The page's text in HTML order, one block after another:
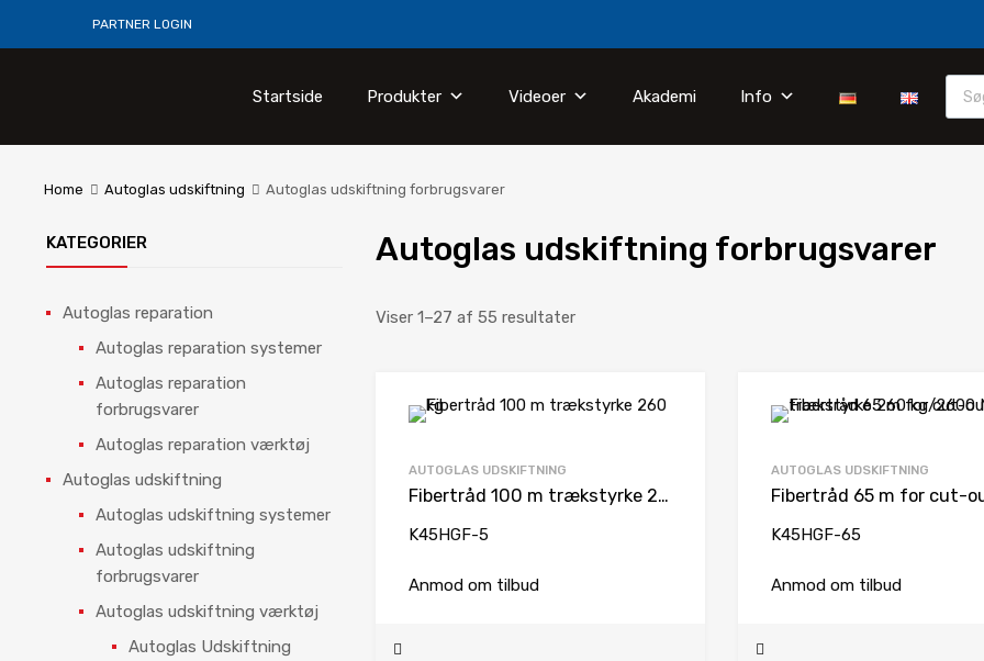
PARTNER LOGIN
Startside Produkter Videoer Akademi Info
Home Autoglas udskiftning Autoglas udskiftning forbrugsvarer
Autoglas udskiftning forbrugsvarer
Viser 1–27 af 55 resultater
AUTOGLAS UDSKIFTNING
Fibertråd 100 m trækstyrke 260 kg
K45HGF-5
Anmod om tilbud
AUTOGLAS UDSKIFTNING
K45HGF-65
Anmod om tilbud
KATEGORIER
Autoglas reparation
Autoglas reparation systemer
Autoglas reparation
forbrugsvarer
Autoglas reparation værktøj
Autoglas udskiftning
Autoglas udskiftning systemer
Autoglas udskiftning
forbrugsvarer
Autoglas udskiftning værktøj
Autoglas Udskiftning